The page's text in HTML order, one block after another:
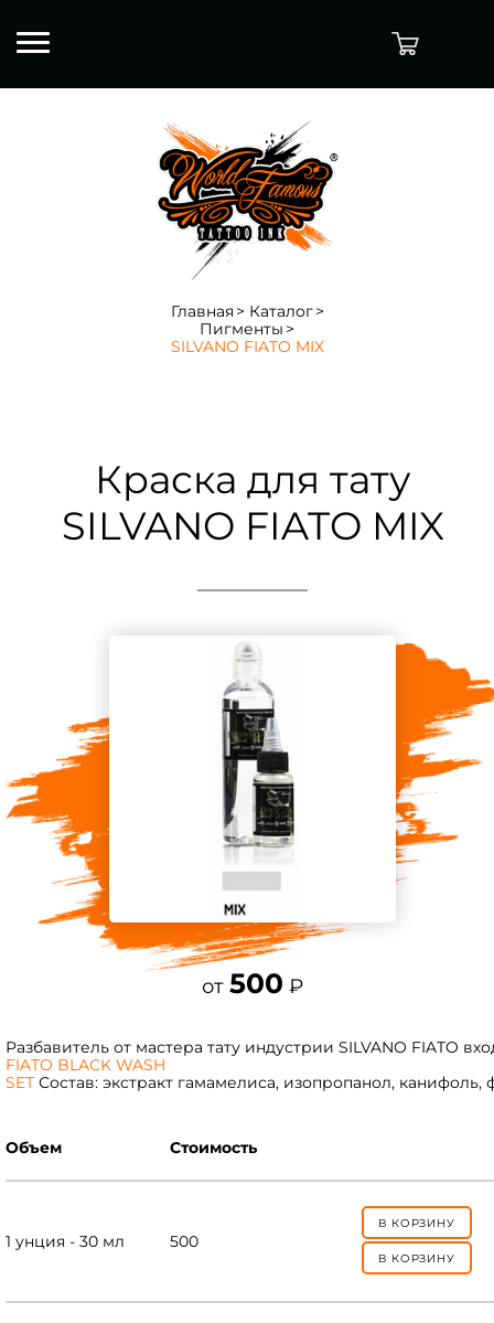
Главная
Каталог
Пигменты
SILVANO FIATO MIX
Краска для тату
SILVANO FIATO MIX
от 500 ₽
Разбавитель от мастера тату индустрии SILVANO FIATO
FIATO BLACK WASH
SET Состав: экстракт гамамелиса, изопропанол, канифоль,
Объем Стоимость
1 унция - 30 мл 500
В КОРЗИНУ
В КОРЗИНУ